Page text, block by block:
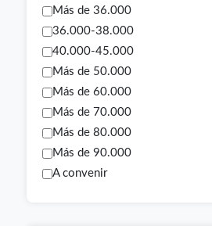
Más de 36.000
36.000-38.000
40.000-45.000
Más de 50.000
Más de 60.000
Más de 70.000
Más de 80.000
Más de 90.000
A convenir